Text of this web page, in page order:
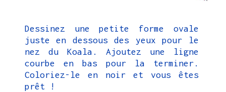
Dessinez une petite forme ovale
juste en dessous des yeux pour le
nez du Koala. Ajoutez une ligne
courbe en bas pour la terminer.
Coloriez-le en noir et vous êtes
prêt !